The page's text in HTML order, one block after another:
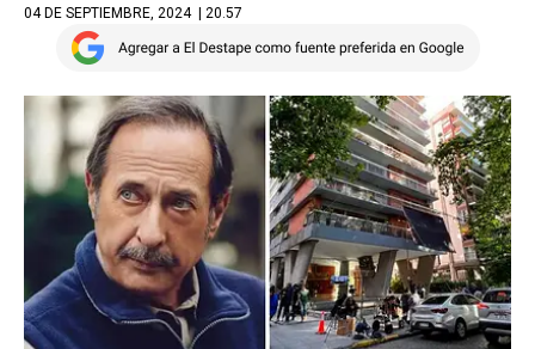
04 DE SEPTIEMBRE, 2024 | 20.57